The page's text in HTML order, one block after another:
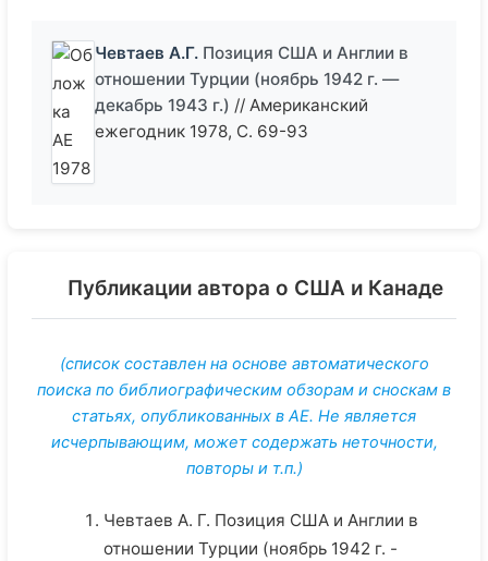
Чевтаев А.Г. Позиция США и Англии в
отношении Турции (ноябрь 1942 г. —
декабрь 1943 г.) // Американский
ежегодник 1978, С. 69-93
Публикации автора о США и Канаде
(список составлен на основе автоматического
поиска по библиографическим обзорам и сноскам в
статьях, опубликованных в АЕ. Не является
исчерпывающим, может содержать неточности,
повторы и т.п.)
Чевтаев А. Г. Позиция США и Англии в
отношении Турции (ноябрь 1942 г. -